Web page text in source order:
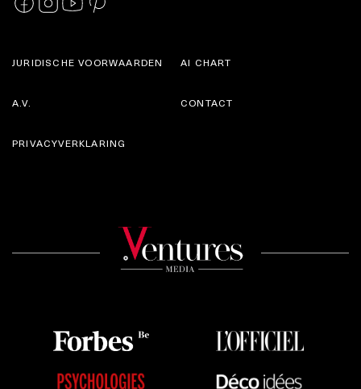
JURIDISCHE VOORWAARDEN
A.V.
AI CHART
CONTACT
PRIVACYVERKLARING